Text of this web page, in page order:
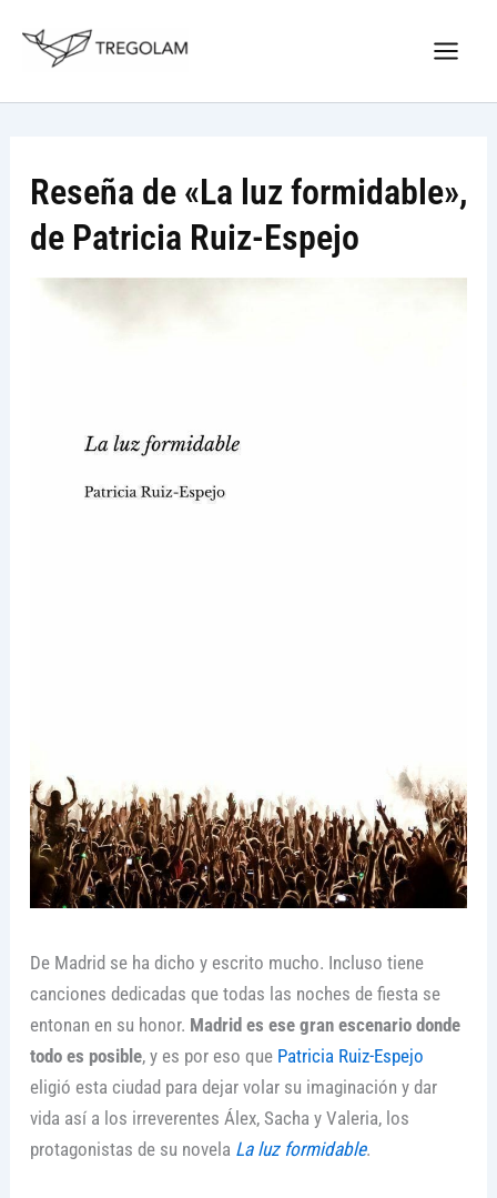
Reseña de «La luz formidable»,
de Patricia Ruiz-Espejo
De Madrid se ha dicho y escrito mucho. Incluso tiene
canciones dedicadas que todas las noches de fiesta se
entonan en su honor. Madrid es ese gran escenario donde
todo es posible, y es por eso que Patricia Ruiz-Espejo
eligió esta ciudad para dejar volar su imaginación y dar
vida así a los irreverentes Álex, Sacha y Valeria, los
protagonistas de su novela La luz formidable.